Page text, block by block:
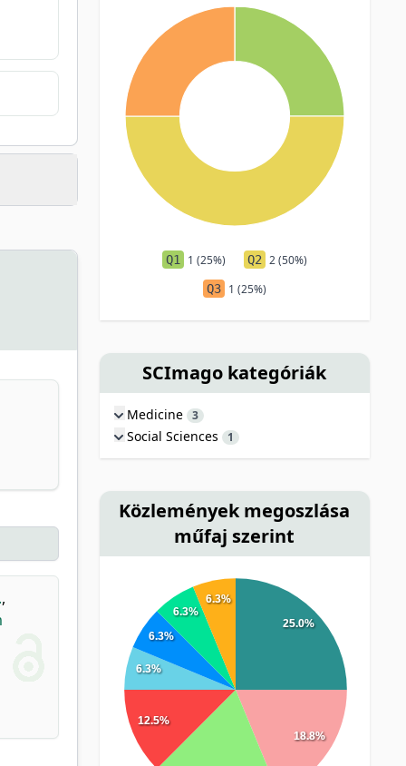
,
Q1 1 (25%) Q2 2 (50%)
Q3 1 (25%)
SCImago kategóriák
Medicine 3
Social Sciences 1
Közlemények megoszlása
műfaj szerint
25.0%
18.8%
12.5%
6.3%
6.3%
6.3%
6.3%